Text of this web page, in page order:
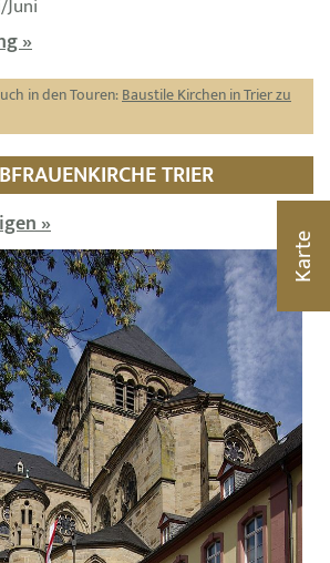
»
in den Touren:Baustile Kirchen in Trier zu
TRIER
»
Karte